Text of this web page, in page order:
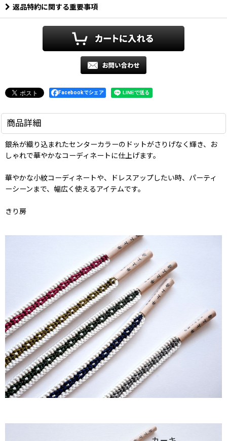
返品特約に関する重要事項
Facebookでシェア
商品詳細
銀糸が織り込まれたセンターカラーのドットがさりげなく輝き、お
しゃれで華やかなコーディネートに仕上げます。
華やかな小紋コーディネートや、ドレスアップしたい時、パーティ
ーシーンまで、幅広く使えるアイテムです。
きり房